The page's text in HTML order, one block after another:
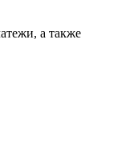
а также